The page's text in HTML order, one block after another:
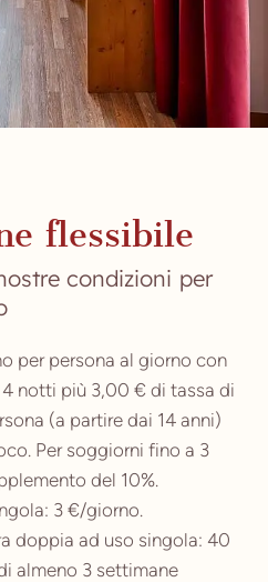
flessibile
condizioni per
per persona al giorno con
notti più 3,00 € di tassa di
(a partire dai 14 anni)
Per soggiorni fino a 3
del 10%.
3 €/giorno.
doppia ad uso singola: 40
almeno 3 settimane